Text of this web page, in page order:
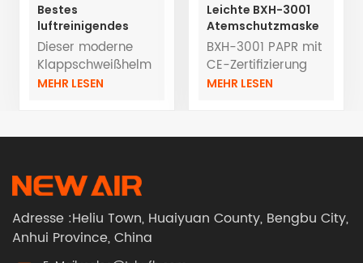
Bestes
luftreinigendes
Atemschutzgerät
mit
hochklappbaren,
automatisch
Dieser moderne
Klappschweißhelm
verfügt über eine
für optimalen
Sicht beim
Schweißen.
PAPR-System, das
mit EN12941
MEHR LESEN
Leichte BXH-3001
Atemschutzmaske
TH3 mit
Druckluftreinigung
und individuellem
Logo und
BXH-3001 PAPR mit
CE-Zertifizierung
EN12941
Direktverkauf ab
MEHR LESEN
Adresse :Heliu Town, Huaiyuan County, Bengbu City,
Anhui Province, China